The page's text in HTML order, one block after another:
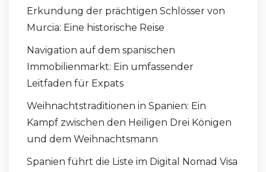
Erkundung der prächtigen Schlösser von
Murcia: Eine historische Reise
Navigation auf dem spanischen
Immobilienmarkt: Ein umfassender
Leitfaden für Expats
Weihnachtstraditionen in Spanien: Ein
Kampf zwischen den Heiligen Drei Königen
und dem Weihnachtsmann
Spanien führt die Liste im Digital Nomad Visa